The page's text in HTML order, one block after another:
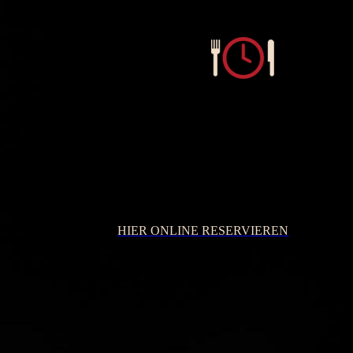
HIER ONLINE RESERVIEREN